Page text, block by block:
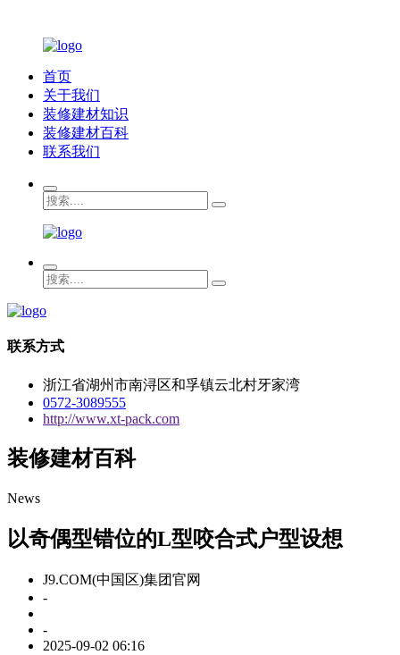
首页
关于我们
装修建材知识
装修建材百科
联系我们
联系方式
浙江省湖州市南浔区和孚镇云北村牙家湾
0572-3089555
http://www.xt-pack.com
装修建材百科
News
以奇偶型错位的L型咬合式户型设想
J9.COM(中国区)集团官网
-
-
2025-09-02 06:16